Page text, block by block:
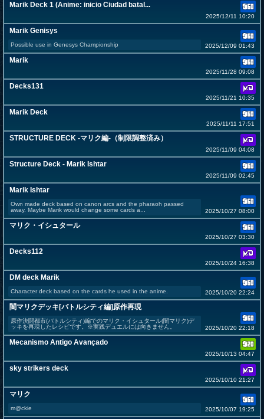
Marik Deck 1 (Anime: inicio Ciudad batal...
2025/12/11 10:20
Marik Genisys
Possible use in Genesys Championship 2025/12/09 01:43
Marik
2025/11/28 09:08
Decks131
2025/11/21 10:35
Marik Deck
2025/11/11 17:51
STRUCTURE DECK -マリク編-（制限調整済み）
2025/11/09 04:08
Structure Deck - Marik Ishtar
2025/11/09 02:45
Marik Ishtar
Own made deck based on canon arcs and the pharaoh passed
away. Maybe Marik would change some cards a...
2025/10/27 08:00
マリク・イシュタール
2025/10/27 03:30
Decks112
2025/10/24 16:38
DM deck Marik
Character deck based on the cards he used in the anime. 2025/10/20 22:24
闇マリクデッキ[バトルシティ編]原作再現
原作決闘都市(バトルシティ)編でのマリク・イシュタール(闇マリク)デ
ッキを再現したレシピです。※実践デュエルには向きません。
2025/10/20 22:18
Mecanismo Antigo Avançado
2025/10/13 04:47
sky strikers deck
2025/10/10 21:27
マリク
m@ckie 2025/10/07 19:25